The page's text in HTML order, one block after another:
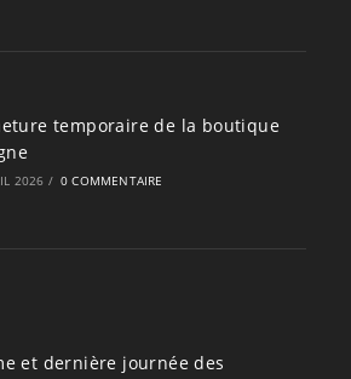
temporaire de la boutique
2026 / 0 COMMENTAIRE
et dernière journée des